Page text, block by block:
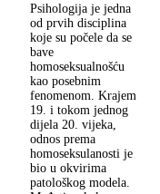
Psihologija je jedna
od prvih disciplina
koje su počele da se
bave
homoseksualnošću
kao posebnim
fenomenom. Krajem
19. i tokom jednog
dijela 20. vijeka,
odnos prema
homoseksulanosti je
bio u okvirima
patološkog modela.